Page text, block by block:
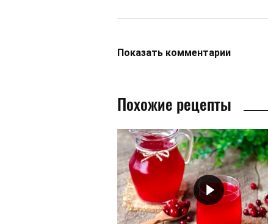
Показать комментарии
Похожие рецепты